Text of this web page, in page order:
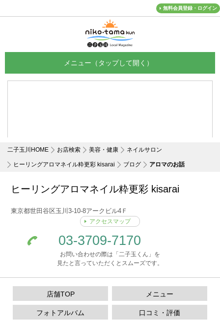
無料会員登録・ログイン
二子玉川HOME お店検索 美容・健康 ネイルサロン
ヒーリングアロマネイル粋更彩 kisarai ブログ アロマのお話
ヒーリングアロマネイル粋更彩 kisarai
東京都世田谷区玉川3-10-8アークビル4Ｆ
アクセスマップ
03-3709-7170
お問い合わせの際は「二子玉くん」を
見たと言っていただくとスムーズです。
店舗TOP メニュー
フォトアルバム 口コミ・評価
メニュー